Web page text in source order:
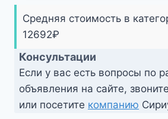
Средняя стоимость в
12692₽
Консультации
Если у вас есть вопросы по
объявления на сайте, звоните
или посетите компанию